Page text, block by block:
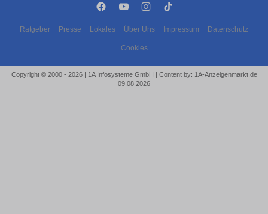
Ratgeber Presse Lokales Über Uns Impressum Datenschutz
Cookies
Copyright © 2000 - 2026 | 1A Infosysteme GmbH | Content by: 1A-Anzeigenmarkt.de
09.08.2026